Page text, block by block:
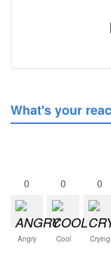
What's your
0
Angry
0
Cool
0
Crying